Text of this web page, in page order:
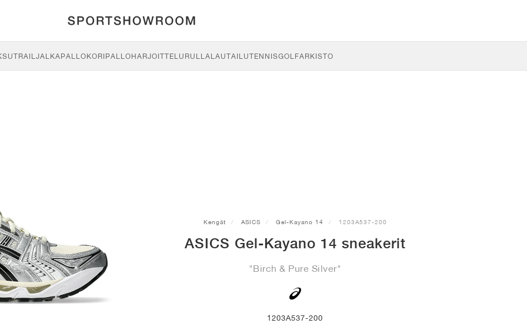
TRAILJALKAPALLOKORIPALLOHARJOITTELU RULLALAUTAILUTENNISGOLFARKISTO
Kengät ASICS Gel-Kayano 14 1203A537-200
ASICS Gel-Kayano 14 sneakerit
"Birch & Pure Silver"
1203A537-200